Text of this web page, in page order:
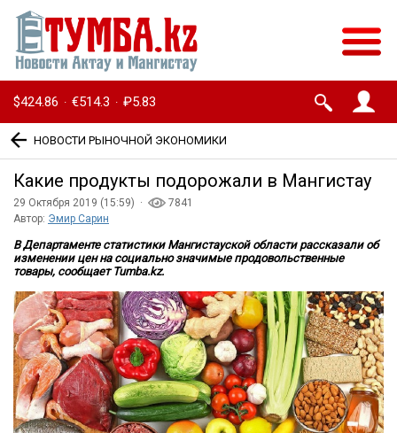
$424.86 · €514.3 · ₽5.83
НОВОСТИ РЫНОЧНОЙ ЭКОНОМИКИ
Какие продукты подорожали в Мангистау
29 Октября 2019 (15:59) ·
7841
Автор: Эмир Сарин
В Департаменте статистики Мангистауской области рассказали об
изменении цен на социально значимые продовольственные
товары, сообщает Tumba.kz.